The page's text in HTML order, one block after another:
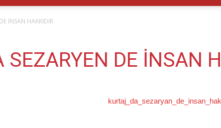
TJOD
İNSAN HAKKIDIR
SEZARYEN DE İNSAN